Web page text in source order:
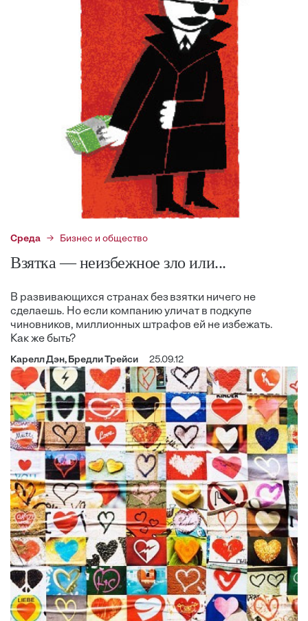
Среда Бизнес и общество
Взятка — неизбежное зло или...
В развивающихся странах без взятки ничего не
сделаешь. Но если компанию уличат в подкупе
чиновников, миллионных штрафов ей не избежать.
Как же быть?
Карелл Дэн, Бредли Трейси 25.09.12